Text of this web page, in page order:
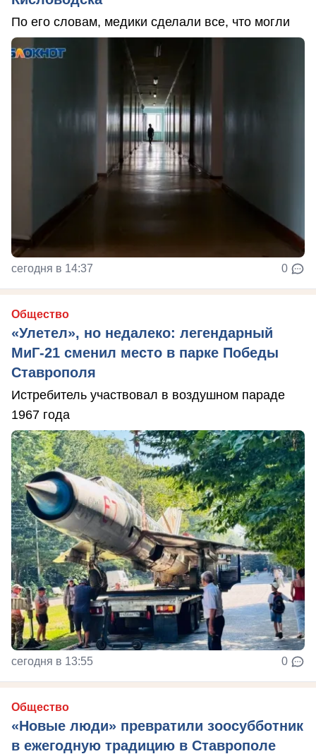
По его словам, медики сделали все, что могли
сегодня в 14:37 0
Общество
«Улетел», но недалеко: легендарный
МиГ-21 сменил место в парке Победы
Ставрополя
Истребитель участвовал в воздушном параде
1967 года
сегодня в 13:55 0
Общество
«Новые люди» превратили зоосубботник
в ежегодную традицию в Ставрополе